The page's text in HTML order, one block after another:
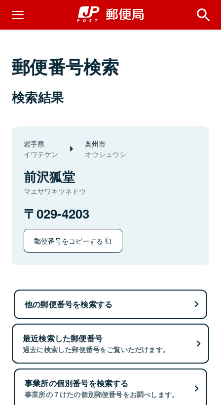
郵便番号検索
検索結果
岩手県
イワテケン
奥州市
オウシュウシ
前沢狐堂
マエサワキツネドウ
029-4203
郵便番号をコピーする
他の郵便番号を検索する
最近検索した郵便番号
過去に検索した郵便番号をご覧いただけます。
事業所の個別番号を検索する
事業所の７けたの個別郵便番号をお調べします。